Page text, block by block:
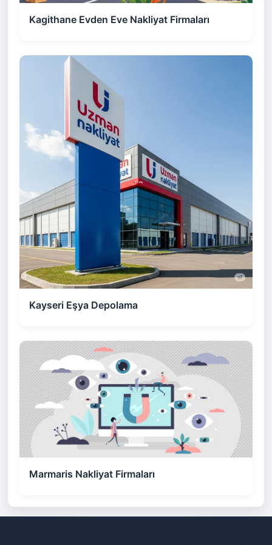
Kagithane Evden Eve Nakliyat Firmaları
Kayseri Eşya Depolama
Marmaris Nakliyat Firmaları